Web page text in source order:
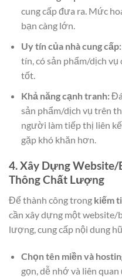
cung cấp đưa ra. Mức
bạn càng lớn.
Uy tín của nhà cung cấp:
tín, có sản phẩm/dịch
tốt.
Khả năng cạnh tranh:
sản phẩm/dịch vụ trên
người làm tiếp thị liên
gặp khó khăn hơn.
4. Xây Dựng Website/
Thông Chất Lượng
Để thành công trong kiếm
cần xây dựng một
lượng, cung cấp nội dung
Chọn tên miền và
gọn, dễ nhớ và liên